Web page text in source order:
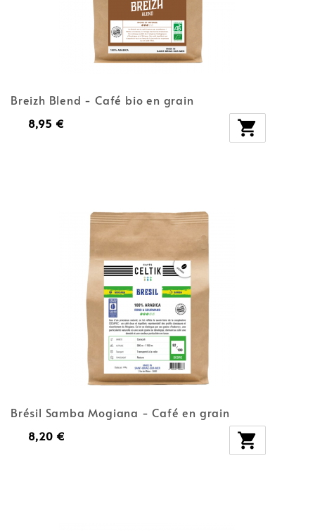
Breizh Blend - Café bio en grain
8,95 € 
Brésil Samba Mogiana - Café en grain
8,20 € 